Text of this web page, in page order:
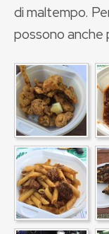
di maltempo.
possono anche